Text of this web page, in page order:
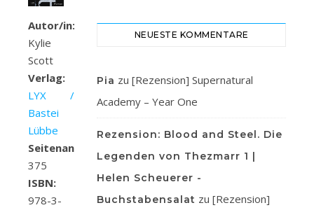
Autor/in:
Kylie
Scott
Verlag:
LYX /
Bastei
Lübbe
Seitenanzahl:
375
ISBN:
978-3-
NEUESTE KOMMENTARE
Pia zu [Rezension] Supernatural
Academy – Year One
Rezension: Blood and Steel. Die
Legenden von Thezmarr 1 |
Helen Scheuerer -
Buchstabensalat zu [Rezension]